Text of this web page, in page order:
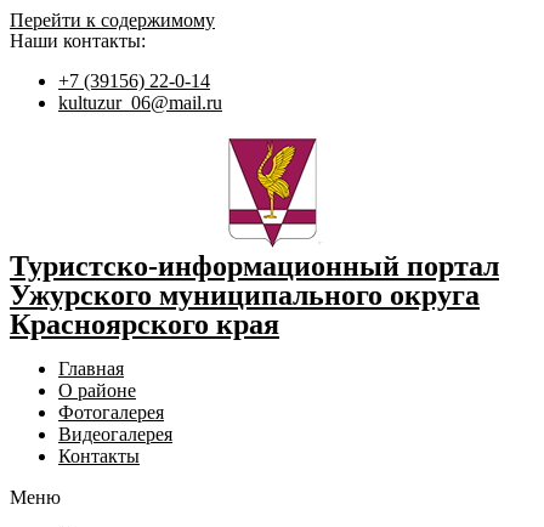
Перейти к содержимому
Наши контакты:
+7 (39156) 22-0-14
kultuzur_06@mail.ru
Туристско-информационный портал
Ужурского муниципального округа
Красноярского края
Главная
О районе
Фотогалерея
Видеогалерея
Контакты
Меню